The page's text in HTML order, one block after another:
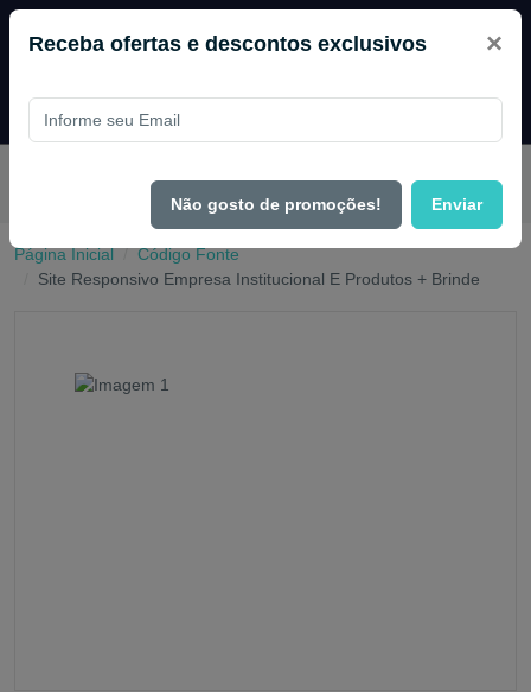
Agosto.
Página Inicial
Código Fonte
Site Responsivo Empresa Institucional E Produtos + Brinde
Receba ofertas e descontos exclusivos ×
Não gosto de promoções! Enviar